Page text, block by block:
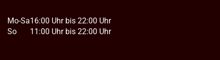
Mo-Sa
So
16:00 Uhr bis 22:00 Uhr
11:00 Uhr bis 22:00 Uhr